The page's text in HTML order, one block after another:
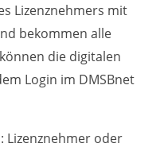
Lizenznehmers mit
bekommen alle
die digitalen
Login im DMSBnet
Lizenznehmer oder